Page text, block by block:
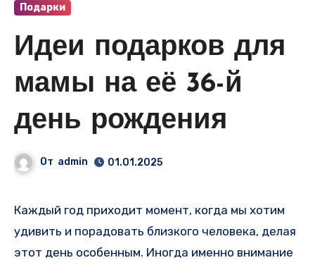
Подарки
Идеи подарков для
мамы на её 36-й
день рождения
От admin 01.01.2025
Каждый год приходит момент, когда мы хотим
удивить и порадовать близкого человека, делая
этот день особенным. Иногда именно внимание